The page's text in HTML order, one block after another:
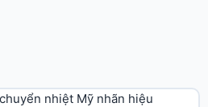
nhiệt Mỹ nhãn hiệu